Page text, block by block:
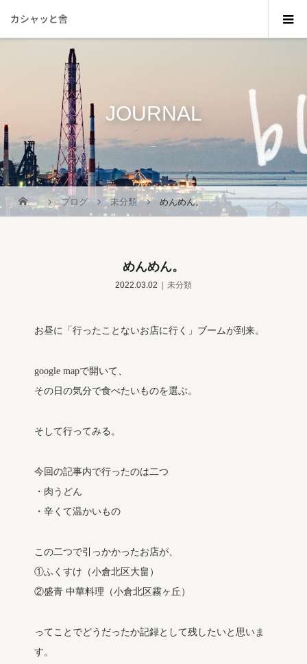
カシャッと舎
JOURNAL
_
ブログ 未分類 めんめん。
めんめん。
2022.03.02 未分類
お昼に「行ったことないお店に行く」ブームが到来。
google mapで開いて、
その日の気分で食べたいものを選ぶ。
そして行ってみる。
今回の記事内で行ったのは二つ
・肉うどん
・辛くて温かいもの
この二つで引っかかったお店が、
①ふくすけ（小倉北区大畠）
②盛青 中華料理（小倉北区霧ヶ丘）
ってことでどうだったか記録として残したいと思いま
す。